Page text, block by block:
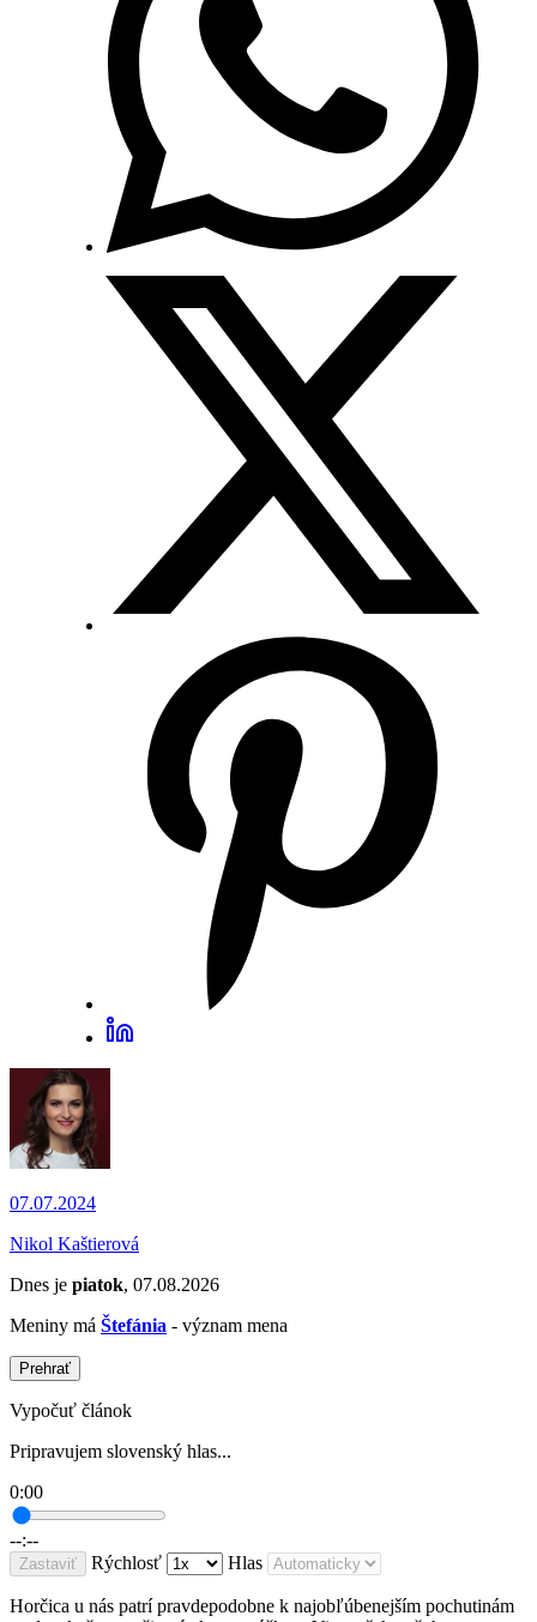
07.07.2024
Nikol Kaštierová
Dnes je piatok, 07.08.2026
Meniny má Štefánia - význam mena
Prehrať
Vypočuť článok
Pripravujem slovenský hlas...
0:00
--:--
Zastaviť Rýchlosť Hlas
Horčica u nás patrí pravdepodobne k najobľúbenejším pochutinám